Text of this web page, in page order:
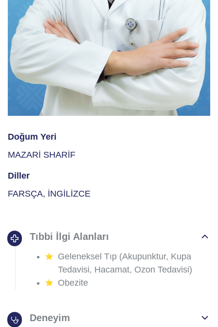
Doğum Yeri
MAZARİ SHARİF
Diller
FARSÇA, İNGİLİZCE
Tıbbi İlgi Alanları
Geleneksel Tıp (Akupunktur, Kupa
Tedavisi, Hacamat, Ozon Tedavisi)
Obezite
Deneyim